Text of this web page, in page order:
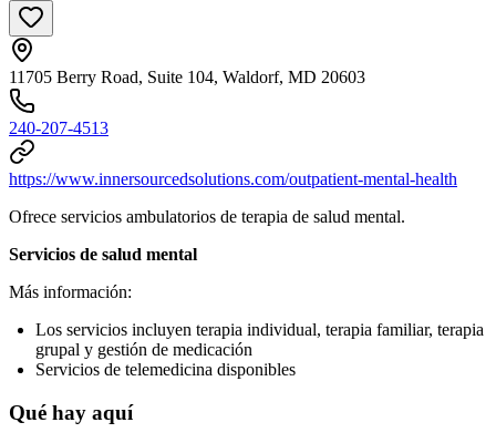
11705 Berry Road, Suite 104, Waldorf, MD 20603
240-207-4513
https://www.innersourcedsolutions.com/outpatient-mental-health
Ofrece servicios ambulatorios de terapia de salud mental.
Servicios de salud mental
Más información:
Los servicios incluyen terapia individual, terapia familiar, terapia
grupal y gestión de medicación
Servicios de telemedicina disponibles
Qué hay aquí